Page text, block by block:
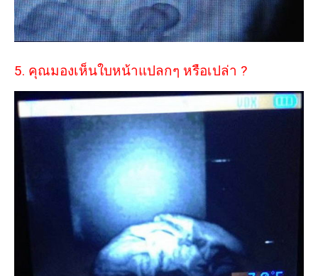
5. คุณมองเห็นใบหน้าแปลกๆ หรือเปล่า ?